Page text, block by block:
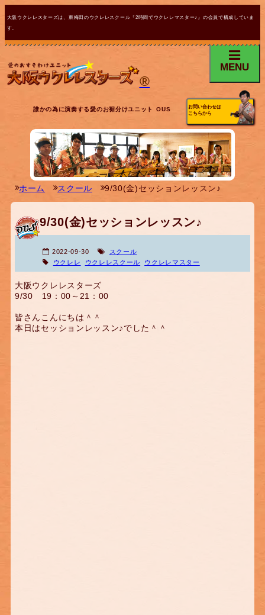
大阪ウクレレスターズは、東梅田のウクレレスクール『2時間でウクレレマスター♪』の会員で構成していま
す。
®
MENU
誰かの為に演奏する愛のお裾分けユニット OUS
お問い合わせは
こちらから
ホーム スクール 9/30(金)セッションレッスン♪
9/30(金)セッションレッスン♪
2022-09-30
スクール
ウクレレ
ウクレレスクール ウクレレマスター
大阪ウクレレスターズ
9/30 19：00～21：00
皆さんこんにちは＾＾
本日はセッションレッスン♪でした＾＾